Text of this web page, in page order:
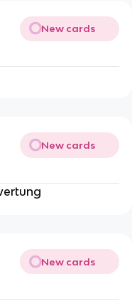
New cards
New cards
New cards